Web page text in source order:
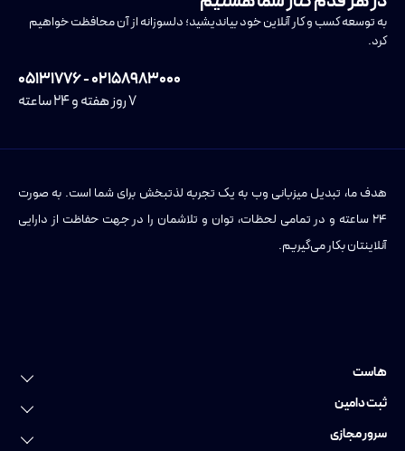
به توسعه کسب و کار آنلاین خود بیاندیشید؛ دلسوزانه از آن محافظت خواهیم
کرد.
۰۲۱۵۸۹۸۳۰۰۰ - ۰۵۱۳۱۷۷۶
۷ روز هفته و ۲۴ ساعته
هدف ما، تبدیل میزبانی وب به یک تجربه لذتبخش برای شما است. به صورت
۲۴ ساعته و در تمامی لحظات، توان و تلاشمان را در جهت حفاظت از دارایی
آنلاینتان بکار می‌گیریم.
هاست
هاست وردپرس
ثبت دامین
سرور مجازی